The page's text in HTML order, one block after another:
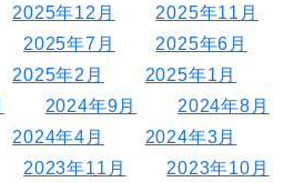
2025年12月
2025年11月
2025年7月
2025年6月
2025年2月
2025年1月
2024年9月
2024年8月
2024年4月
2024年3月
2023年11月
2023年10月